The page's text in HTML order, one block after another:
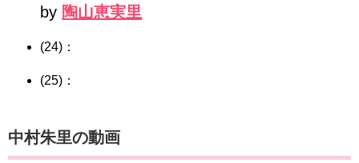
by 陶山恵実里
(24)：
(25)：
中村朱里の動画